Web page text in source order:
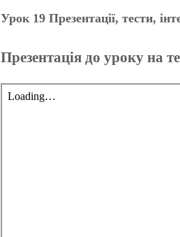
Урок 19 Презентації, тести,
Презентація до уроку на